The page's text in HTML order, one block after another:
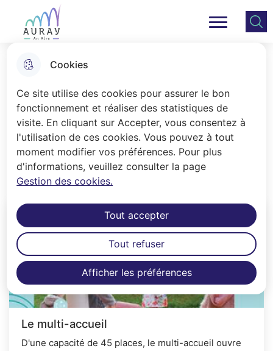
Cookies
Ce site utilise des cookies pour assurer le bon
fonctionnement et réaliser des statistiques de
visite. En cliquant sur Accepter, vous consentez à
l'utilisation de ces cookies. Vous pouvez à tout
moment modifier vos préférences. Pour plus
d'informations, veuillez consulter la page
Gestion des cookies.
Afficher les préférences
Tout accepter
Tout refuser
Aller
au
menu
Consulter
le plan
Ville Auray Menu principal
Accueil
Le Pôle Petite Enfance Ti Ar Vugale :
un lieu, trois services
Le multi-accueil
D'une capacité de 45 places, le multi-accueil ouvre